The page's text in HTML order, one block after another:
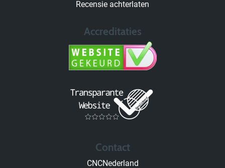
Recensie achterlaten
Accreditaties
Contact
CNCNederland